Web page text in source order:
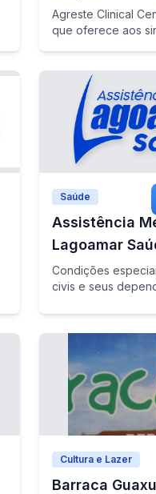
Agreste Clinical
que oferece aos
exames laboratoriais
Saúde
Assistência
Lagoamar
Condições
civis e seus
Cultura e Lazer
Barraca